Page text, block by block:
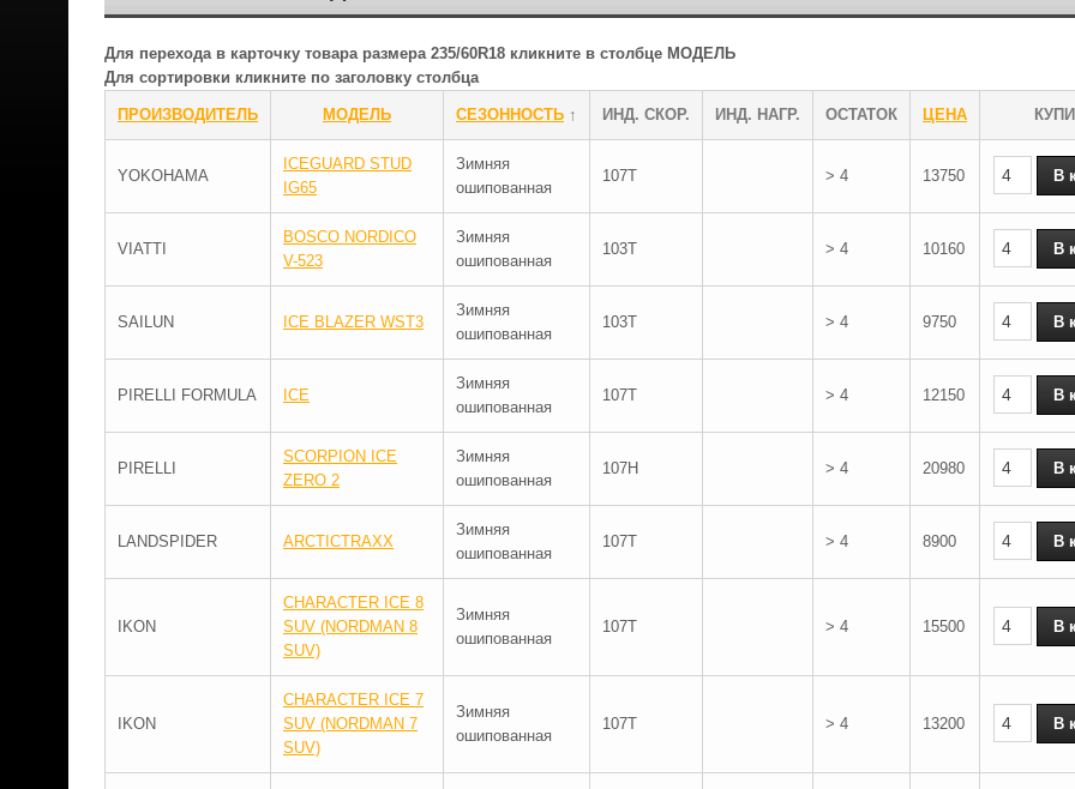
Для перехода в карточку товара размера 235/60R18 кликните в столбце МОДЕЛЬ
Для сортировки кликните по заголовку столбца
ПРОИЗВОДИТЕЛЬ МОДЕЛЬ СЕЗОННОСТЬ ↑ ИНД. СКОР. ИНД. НАГР. ОСТАТОК ЦЕНА
YOKOHAMA
ICEGUARD STUD
IG65
Зимняя
ошипованная
107T > 4 13750
VIATTI
BOSCO NORDICO
V-523
Зимняя
ошипованная
103T > 4 10160
SAILUN ICE BLAZER WST3
Зимняя
ошипованная
103T > 4 9750
PIRELLI FORMULA ICE
Зимняя
ошипованная
107T > 4 12150
PIRELLI
SCORPION ICE
ZERO 2
Зимняя
ошипованная
107H > 4 20980
LANDSPIDER ARCTICTRAXX
Зимняя
ошипованная
107T > 4 8900
IKON
CHARACTER ICE 8
SUV (NORDMAN 8
SUV)
Зимняя
ошипованная
107T > 4 15500
IKON
CHARACTER ICE 7
SUV (NORDMAN 7
SUV)
Зимняя
ошипованная
107T > 4 13200